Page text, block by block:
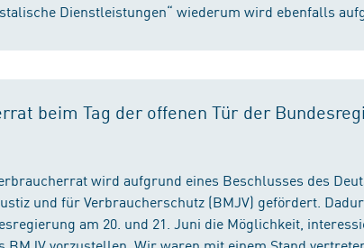
Dienstleistungen“ wiederum wird ebenfalls
beim Tag der offenen Tür der
wird aufgrund eines Beschlusses des
und für Verbraucherschutz (BMJV) gefördert.
am 20. und 21. Juni die Möglichkeit,